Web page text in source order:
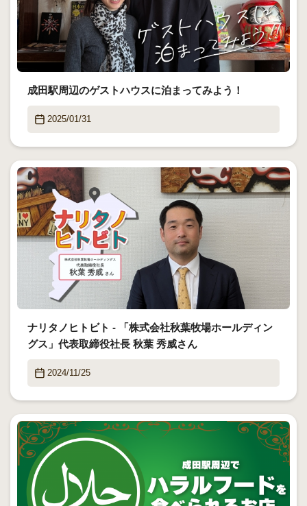
成田駅周辺のゲストハウスに泊まってみよう！
2025/01/31
ナリタノヒトビト - 「株式会社秋葉牧場ホールディン
グス」代表取締役社長 秋葉 秀威さん
2024/11/25